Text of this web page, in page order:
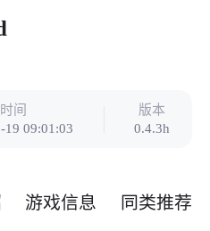
时间
19 09:01:03
版本
0.4.3h
游戏信息 同类推荐